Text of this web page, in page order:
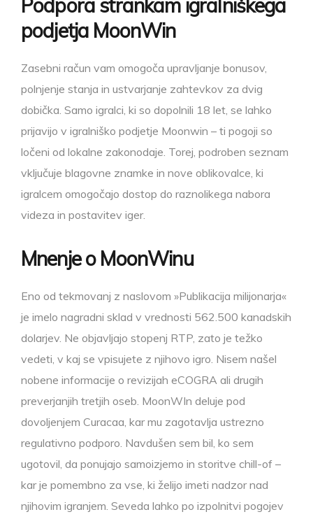
Podpora strankam igralniškega
podjetja MoonWin
Zasebni račun vam omogoča upravljanje bonusov,
polnjenje stanja in ustvarjanje zahtevkov za dvig
dobička. Samo igralci, ki so dopolnili 18 let, se lahko
prijavijo v igralniško podjetje Moonwin – ti pogoji so
ločeni od lokalne zakonodaje. Torej, podroben seznam
vključuje blagovne znamke in nove oblikovalce, ki
igralcem omogočajo dostop do raznolikega nabora
videza in postavitev iger.
Mnenje o MoonWinu
Eno od tekmovanj z naslovom »Publikacija milijonarja«
je imelo nagradni sklad v vrednosti 562.500 kanadskih
dolarjev. Ne objavljajo stopenj RTP, zato je težko
vedeti, v kaj se vpisujete z njihovo igro. Nisem našel
nobene informacije o revizijah eCOGRA ali drugih
preverjanjih tretjih oseb. MoonWIn deluje pod
dovoljenjem Curacaa, kar mu zagotavlja ustrezno
regulativno podporo. Navdušen sem bil, ko sem
ugotovil, da ponujajo samoizjemo in storitve chill-of –
kar je pomembno za vse, ki želijo imeti nadzor nad
njihovim igranjem. Seveda lahko po izpolnitvi pogojev